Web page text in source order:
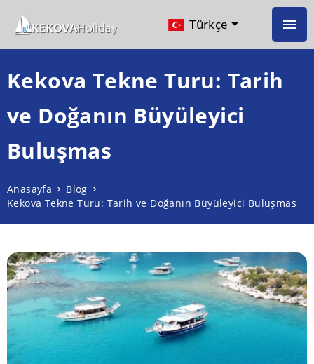
Türkçe
Kekova Tekne Turu: Tarih
ve Doğanın Büyüleyici
Buluşmas
Anasayfa
Blog
Kekova Tekne Turu: Tarih ve Doğanın Büyüleyici Buluşmas